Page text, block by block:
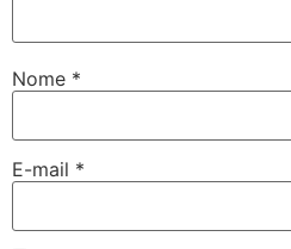
Nome *
E-mail *